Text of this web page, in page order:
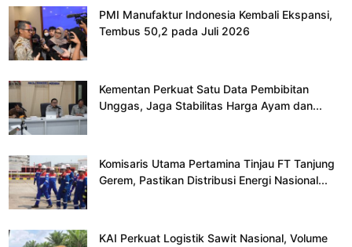
PMI Manufaktur Indonesia Kembali Ekspansi,
Tembus 50,2 pada Juli 2026
Kementan Perkuat Satu Data Pembibitan
Unggas, Jaga Stabilitas Harga Ayam dan...
Komisaris Utama Pertamina Tinjau FT Tanjung
Gerem, Pastikan Distribusi Energi Nasional...
KAI Perkuat Logistik Sawit Nasional, Volume